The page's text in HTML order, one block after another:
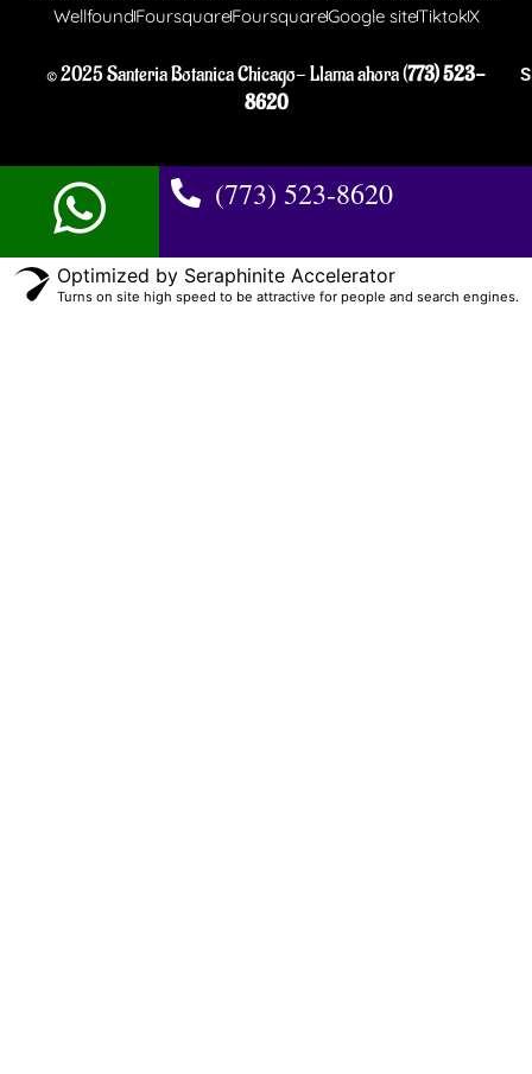
WellfoundFoursquareFoursquareGoogle siteTiktokX
© 2025 Santeria Botanica Chicago- Llama ahora (773) 523-
8620
(773) 523-8620
Optimized by Seraphinite Accelerator
Turns on site high speed to be attractive for people and search engines.